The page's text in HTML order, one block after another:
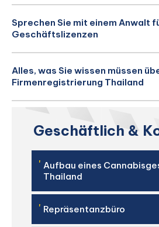
Sprechen Sie mit einem Anwalt
Geschäftslizenzen
Alles, was Sie wissen müssen
Firmenregistrierung Thailand
Geschäftlich &
' Aufbau eines
Thailand
' Repräsentanzbüro